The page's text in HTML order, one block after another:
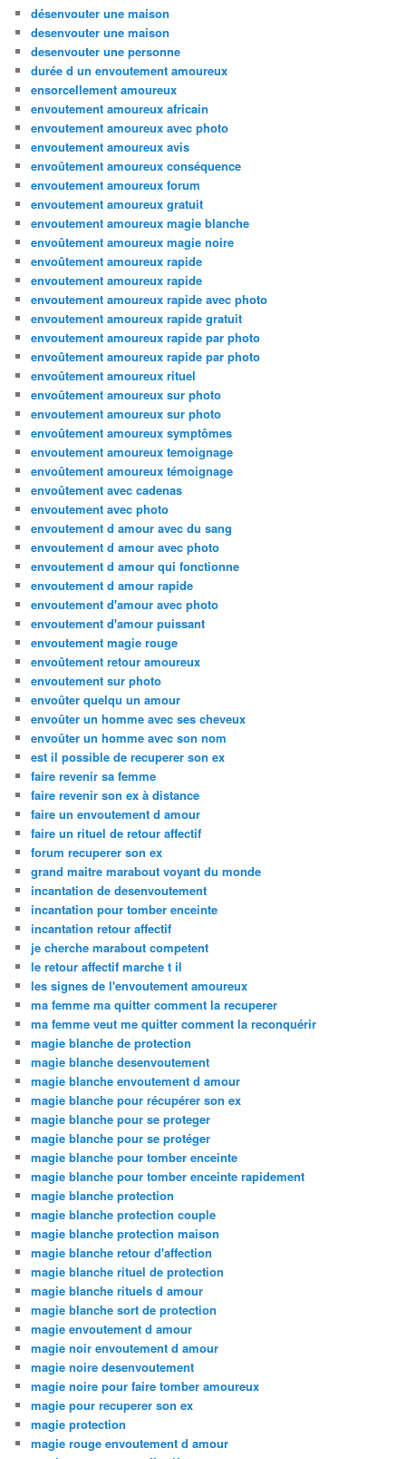
désenvouter une maison
desenvouter une maison
desenvouter une personne
durée d un envoutement amoureux
ensorcellement amoureux
envoutement amoureux africain
envoutement amoureux avec photo
envoutement amoureux avis
envoûtement amoureux conséquence
envoutement amoureux forum
envoutement amoureux gratuit
envoutement amoureux magie blanche
envoûtement amoureux magie noire
envoûtement amoureux rapide
envoutement amoureux rapide
envoutement amoureux rapide avec photo
envoutement amoureux rapide gratuit
envoutement amoureux rapide par photo
envoûtement amoureux rapide par photo
envoûtement amoureux rituel
envoûtement amoureux sur photo
envoutement amoureux sur photo
envoûtement amoureux symptômes
envoutement amoureux temoignage
envoûtement amoureux témoignage
envoûtement avec cadenas
envoutement avec photo
envoutement d amour avec du sang
envoutement d amour avec photo
envoutement d amour qui fonctionne
envoutement d amour rapide
envoutement d'amour avec photo
envoutement d'amour puissant
envoutement magie rouge
envoûtement retour amoureux
envoutement sur photo
envoûter quelqu un amour
envoûter un homme avec ses cheveux
envoûter un homme avec son nom
est il possible de recuperer son ex
faire revenir sa femme
faire revenir son ex à distance
faire un envoutement d amour
faire un rituel de retour affectif
forum recuperer son ex
grand maitre marabout voyant du monde
incantation de desenvoutement
incantation pour tomber enceinte
incantation retour affectif
je cherche marabout competent
le retour affectif marche t il
les signes de l'envoutement amoureux
ma femme ma quitter comment la recuperer
ma femme veut me quitter comment la reconquérir
magie blanche de protection
magie blanche desenvoutement
magie blanche envoutement d amour
magie blanche pour récupérer son ex
magie blanche pour se proteger
magie blanche pour se protéger
magie blanche pour tomber enceinte
magie blanche pour tomber enceinte rapidement
magie blanche protection
magie blanche protection couple
magie blanche protection maison
magie blanche retour d'affection
magie blanche rituel de protection
magie blanche rituels d amour
magie blanche sort de protection
magie envoutement d amour
magie noir envoutement d amour
magie noire desenvoutement
magie noire pour faire tomber amoureux
magie pour recuperer son ex
magie protection
magie rouge envoutement d amour